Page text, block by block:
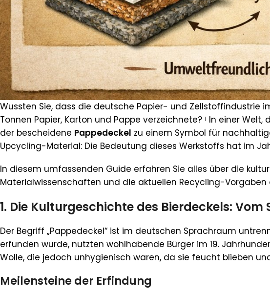
Wussten Sie, dass die deutsche Papier- und Zellstoffindustrie
Tonnen Papier, Karton und Pappe verzeichnete? 1 In einer Welt,
der bescheidene Pappedeckel zu einem Symbol für
Upcycling-Material: Die Bedeutung dieses Werkstoffs hat im
In diesem umfassenden Guide erfahren Sie alles über die
Materialwissenschaften und die aktuellen Recycling-
1. Die Kulturgeschichte des Bierdeckels:
Der Begriff „Pappedeckel“ ist im deutschen Sprachraum
erfunden wurde, nutzten wohlhabende Bürger im 19.
Wolle, die jedoch unhygienisch waren, da sie feucht blieben
Meilensteine der Erfindung